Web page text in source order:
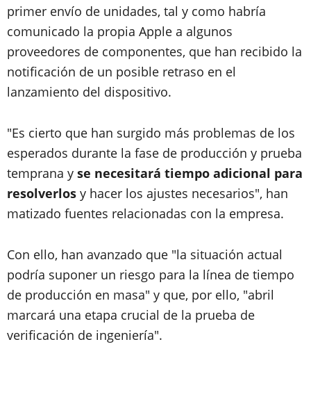
primer envío de unidades, tal y como habría
comunicado la propia Apple a algunos
proveedores de componentes, que han recibido la
notificación de un posible retraso en el
lanzamiento del dispositivo.
"Es cierto que han surgido más problemas de los
esperados durante la fase de producción y prueba
temprana y se necesitará tiempo adicional para
resolverlos y hacer los ajustes necesarios", han
matizado fuentes relacionadas con la empresa.
Con ello, han avanzado que "la situación actual
podría suponer un riesgo para la línea de tiempo
de producción en masa" y que, por ello, "abril
marcará una etapa crucial de la prueba de
verificación de ingeniería".